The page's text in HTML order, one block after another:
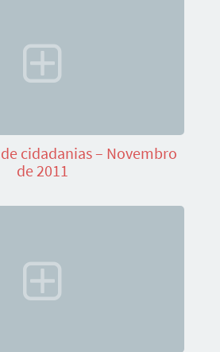
cidadanias – Novembro
de 2011